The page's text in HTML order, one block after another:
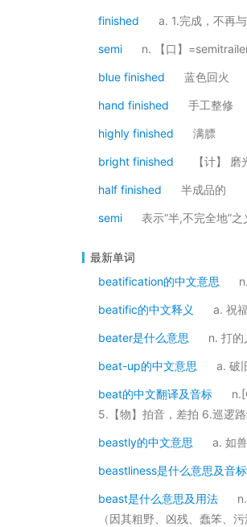
finished a. 1.完成，不再
semi n. 【口】
blue finished 蓝色回火
hand finished 手工整修
highly finished 满膘
bright finished 【计】
half finished 半成品的
semi 表示“半,不完全地”之
最新单词
beatification的中文意思
beatific的中文释义 a. 祝
beater是什么意思 n. 打的
beat-up的中文意思 a. 破
beat的中文翻译及音标
5.【物】拍音，差拍 6.巡逻
beastly的中文意思 a. 如
beastliness是什么意思及音标
beast是什么意思及用法
（因其粗野、凶残、蠢笨、